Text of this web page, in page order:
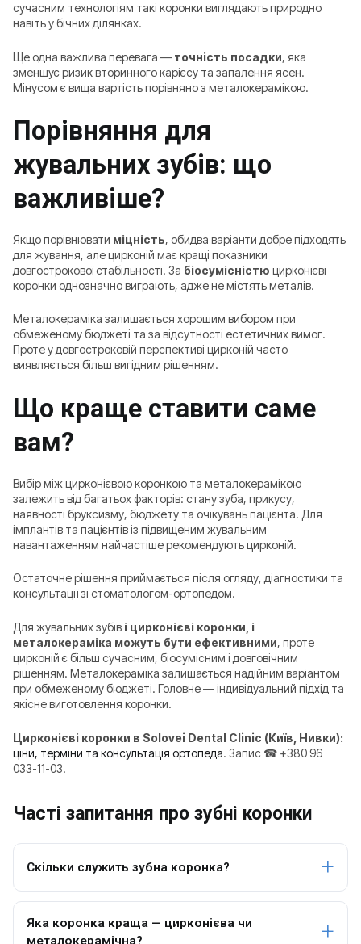
сучасним технологіям такі коронки виглядають природно
навіть у бічних ділянках.
Ще одна важлива перевага — точність посадки, яка
зменшує ризик вторинного карієсу та запалення ясен.
Мінусом є вища вартість порівняно з металокерамікою.
Порівняння для
жувальних зубів: що
важливіше?
Якщо порівнювати міцність, обидва варіанти добре підходять
для жування, але цирконій має кращі показники
довгострокової стабільності. За біосумісністю цирконієві
коронки однозначно виграють, адже не містять металів.
Металокераміка залишається хорошим вибором при
обмеженому бюджеті та за відсутності естетичних вимог.
Проте у довгостроковій перспективі цирконій часто
виявляється більш вигідним рішенням.
Що краще ставити саме
вам?
Вибір між цирконієвою коронкою та металокерамікою
залежить від багатьох факторів: стану зуба, прикусу,
наявності бруксизму, бюджету та очікувань пацієнта. Для
імплантів та пацієнтів із підвищеним жувальним
навантаженням найчастіше рекомендують цирконій.
Остаточне рішення приймається після огляду, діагностики та
консультації зі стоматологом-ортопедом.
Для жувальних зубів і цирконієві коронки, і
металокераміка можуть бути ефективними, проте
цирконій є більш сучасним, біосумісним і довговічним
рішенням. Металокераміка залишається надійним варіантом
при обмеженому бюджеті. Головне — індивідуальний підхід та
якісне виготовлення коронки.
Цирконієві коронки в Solovei Dental Clinic (Київ, Нивки):
ціни, терміни та консультація ортопеда. Запис ☎ +380 96
033-11-03.
Часті запитання про зубні коронки
Скільки служить зубна коронка?
Яка коронка краща — цирконієва чи
металокерамічна?